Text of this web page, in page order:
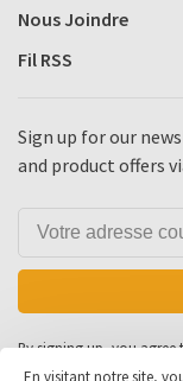
Nous Joindre
Fil RSS
Sign up for our
and product offers
By signing up, you
En visitant notre site,